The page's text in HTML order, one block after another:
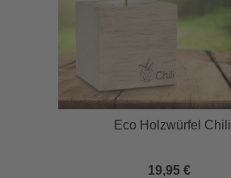
Eco Holzwürfel Chili
19,95 €